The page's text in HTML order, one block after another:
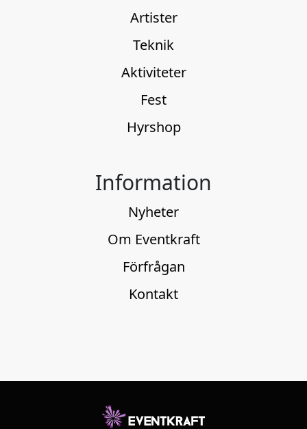
Artister
Teknik
Aktiviteter
Fest
Hyrshop
Information
Nyheter
Om Eventkraft
Förfrågan
Kontakt